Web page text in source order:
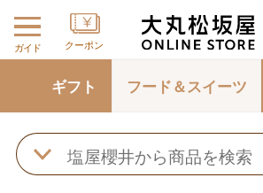
ガイド クーポン
ギフト フード＆スイーツ